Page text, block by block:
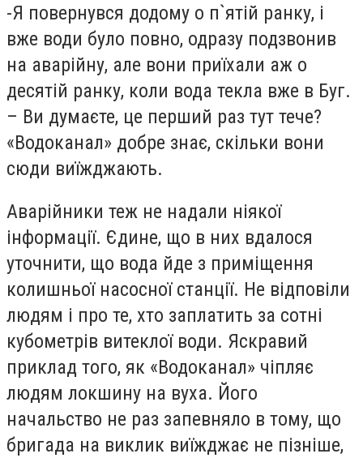
-Я повернувся додому о п`ятій ранку, і
вже води було повно, одразу подзвонив
на аварійну, але вони приїхали аж о
десятій ранку, коли вода текла вже в Буг.
– Ви думаєте, це перший раз тут тече?
«Водоканал» добре знає, скільки вони
сюди виїжджають.
Аварійники теж не надали ніякої
інформації. Єдине, що в них вдалося
уточнити, що вода йде з приміщення
колишньої насосної станції. Не відповіли
людям і про те, хто заплатить за сотні
кубометрів витеклої води. Яскравий
приклад того, як «Водоканал» чіпляє
людям локшину на вуха. Його
начальство не раз запевняло в тому, що
бригада на виклик виїжджає не пізніше,